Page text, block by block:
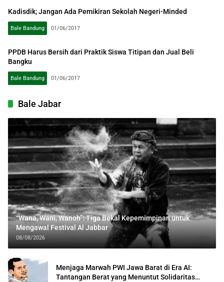
Kadisdik; Jangan Ada Pemikiran Sekolah Negeri-Minded
Bale Bandung 01/06/2017
PPDB Harus Bersih dari Praktik Siswa Titipan dan Jual Beli
Bangku
Bale Bandung 01/06/2017
Bale Jabar
“Wana, Wani, Wanoh”: Tiga Bekal Kepemimpinan untuk
Mengawal Festival Al Jabbar
08/08/2026
Menjaga Marwah PWI Jawa Barat di Era AI:
Tantangan Berat yang Menuntut Solidaritas